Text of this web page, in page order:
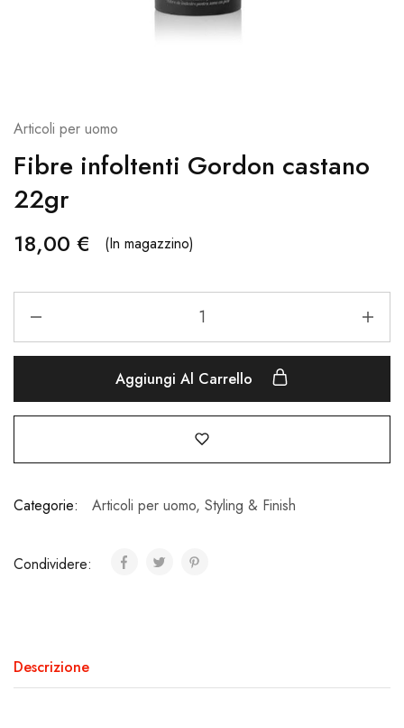
Articoli per uomo
Fibre infoltenti Gordon castano
22gr
18,00 € (In magazzino)
Aggiungi Al Carrello
Categorie: Articoli per uomo, Styling & Finish
Condividere:
Descrizione